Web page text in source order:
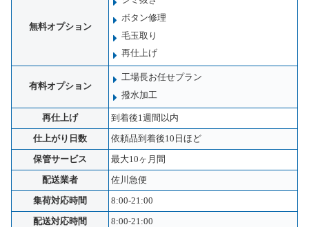
無料オプション
ボタン修理
毛玉取り
再仕上げ
有料オプション
工場長お任せプラン
撥水加工
再仕上げ 到着後1週間以内
仕上がり日数 依頼品到着後10日ほど
保管サービス 最大10ヶ月間
配送業者 佐川急便
集荷対応時間 8:00-21:00
配送対応時間 8:00-21:00